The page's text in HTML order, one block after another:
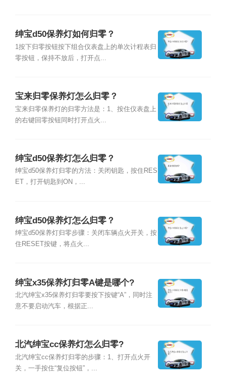
绅宝d50保养灯如何归零？
1按下归零按钮按下组合仪表盘上的单次计程表归
零按钮，保持不放后，打开点...
宝来归零保养灯怎么归零？
宝来归零保养灯的归零方法是：1、按住仪表盘上
的右键回零按钮同时打开点火...
绅宝d50保养灯怎么归零？
绅宝d50保养灯归零的方法：关闭钥匙，按住RES
ET，打开钥匙到ON，...
绅宝d50保养灯怎么归零？
绅宝d50保养灯归零步骤：关闭车辆点火开关，按
住RESET按键，将点火...
绅宝x35保养灯归零A键是哪个?
北汽绅宝x35保养灯归零要按下按键“A”，同时注
意不要启动汽车，根据正...
北汽绅宝cc保养灯怎么归零?
北汽绅宝cc保养灯归零的步骤：1、打开点火开
关，一手按住“复位按钮”，...